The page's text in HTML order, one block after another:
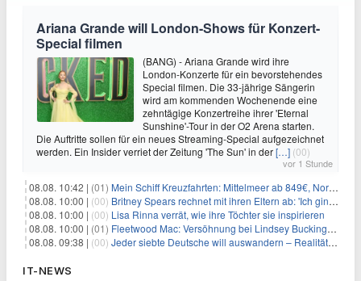
Ariana Grande will London-Shows für Konzert-
Special filmen
(BANG) - Ariana Grande wird ihre
London-Konzerte für ein bevorstehendes
Special filmen. Die 33-jährige Sängerin
wird am kommenden Wochenende eine
zehntägige Konzertreihe ihrer 'Eternal
Sunshine'-Tour in der O2 Arena starten.
Die Auftritte sollen für ein neues Streaming-Special aufgezeichnet
werden. Ein Insider verriet der Zeitung 'The Sun' in der[…] (00)
vor 1 Stunde
08.08. 10:42 | (01) Mein Schiff Kreuzfahrten: Mittelmeer ab 849€, Norwegen ab 999€ p.P.
08.08. 10:00 | (00) Britney Spears rechnet mit ihren Eltern ab: 'Ich ging zwei Monate lang auf die Knie und weinte'
08.08. 10:00 | (00) Lisa Rinna verrät, wie ihre Töchter sie inspirieren
08.08. 10:00 | (01) Fleetwood Mac: Versöhnung bei Lindsey Buckingham und Stevie Nicks
08.08. 09:38 | (00) Jeder siebte Deutsche will auswandern – Realität sieht oft anders aus
IT-NEWS